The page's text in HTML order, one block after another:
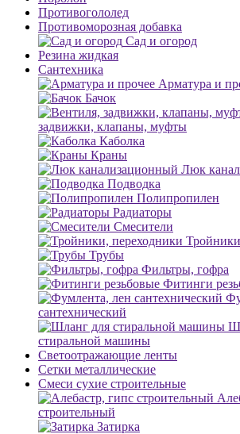
Противогололед
Противоморозная добавка
Сад и огород
Резина жидкая
Сантехника
Арматура и
Бачок
задвижки, клапаны, муфты
Каболка
Краны
Люк
Подводка
Полипропилен
Радиаторы
Смесители
Трубы
Фильтры, гофра
Фитинги
сантехнический
стиральной машины
Светоотражающие ленты
Сетки металлические
Смеси сухие строительные
строительный
Затирка